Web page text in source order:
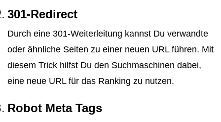
301-Redirect
Durch eine 301-Weiterleitung kannst Du verwandte
oder ähnliche Seiten zu einer neuen URL führen. Mit
diesem Trick hilfst Du den Suchmaschinen dabei,
eine neue URL für das Ranking zu nutzen.
Robot Meta Tags